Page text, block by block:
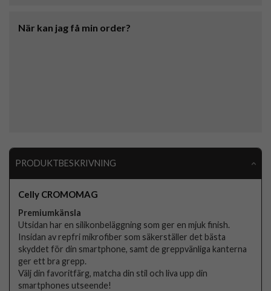
När kan jag få min order?
PRODUKTBESKRIVNING
Celly CROMOMAG
Premiumkänsla
Utsidan har en silikonbeläggning som ger en mjuk finish.
Insidan av repfri mikrofiber som säkerställer det bästa
skyddet för din smartphone, samt de greppvänliga kanterna
ger ett bra grepp.
Välj din favoritfärg, matcha din stil och liva upp din
smartphones utseende!